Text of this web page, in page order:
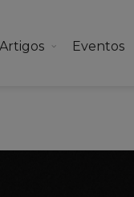
Artigos Eventos